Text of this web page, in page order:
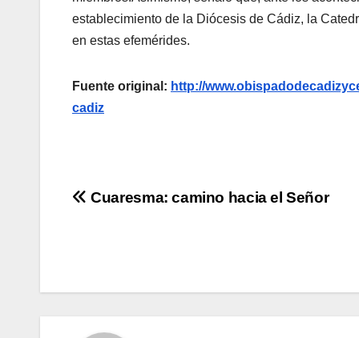
establecimiento de la Diócesis de Cádiz, la
en estas efemérides.
Fuente original: http://
cadiz
Navegación
Cuaresma: camino hacia el Señor